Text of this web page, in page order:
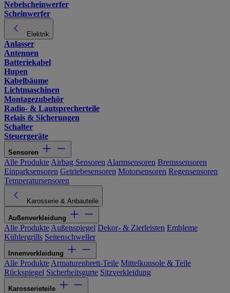
Nebelscheinwerfer
Scheinwerfer
Elektrik
Anlasser
Antennen
Batteriekabel
Hupen
Kabelbäume
Lichtmaschinen
Montagezubehör
Radio- & Lautsprecherteile
Relais & Sicherungen
Schalter
Steuergeräte
Sensoren
Alle Produkte Airbag Sensoren Alarmsensoren Bremssensoren
Einparksensoren Getriebesensoren Motorsensoren Regensensoren
Temperatursensoren
Karosserie & Anbauteile
Außenverkleidung
Alle Produkte Außenspiegel Dekor- & Zierleisten Embleme
Kühlergrills Seitenschweller
Innenverkleidung
Alle Produkte Armaturenbrett-Teile Mittelkonsole & Teile
Rückspiegel Sicherheitsgurte Sitzverkleidung
Karosserieteile